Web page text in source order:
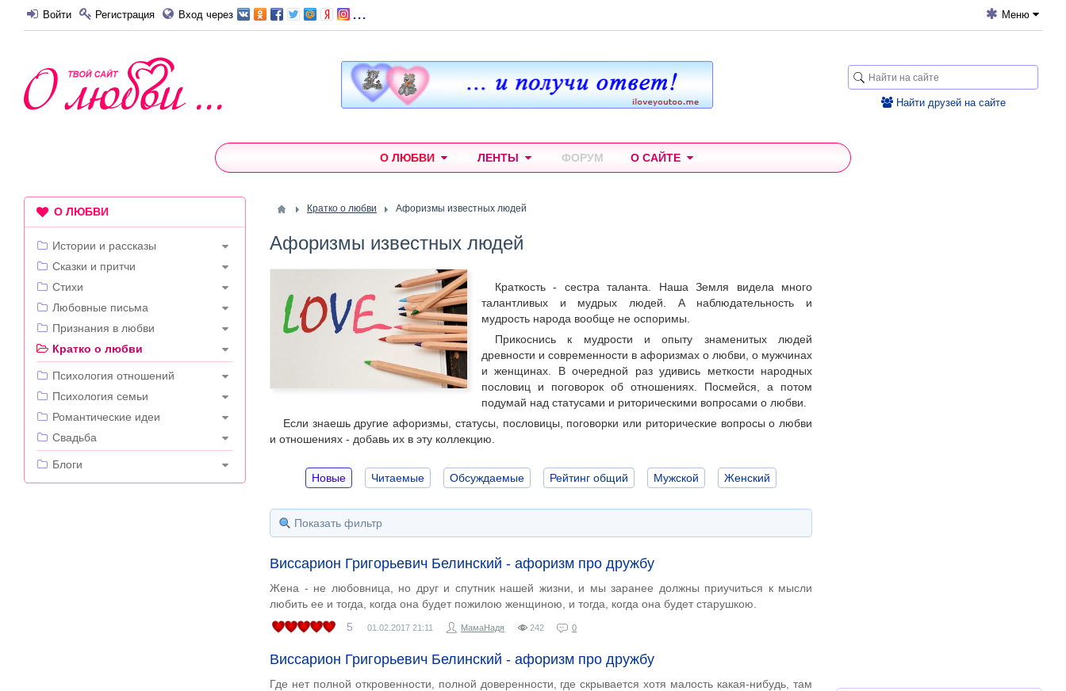
Войти Регистрация Вход через ... Меню
Найти друзей на сайте
О ЛЮБВИ ЛЕНТЫ ФОРУМ О САЙТЕ
Кратко о любви Афоризмы известных людей
Афоризмы известных людей
Краткость - сестра таланта. Наша Земля видела много
талантливых и мудрых людей. А наблюдательность и
мудрость народа вообще не оспоримы.
Прикоснись к мудрости и опыту знаменитых людей
древности и современности в афоризмах о любви, о мужчинах
и женщинах. В очередной раз удивись меткости народных
пословиц и поговорок об отношениях. Посмейся, а потом
подумай над статусами и риторическими вопросами о любви.
Если знаешь другие афоризмы, статусы, пословицы, поговорки или риторические вопросы о любви
и отношениях - добавь их в эту коллекцию.
Новые Читаемые Обсуждаемые Рейтинг общий Мужской Женский
Показать фильтр
Виссарион Григорьевич Белинский - афоризм про дружбу
Жена - не любовница, но друг и спутник нашей жизни, и мы заранее должны приучиться к мысли
любить ее и тогда, когда она будет пожилою женщиною, и тогда, когда она будет старушкою.
5
01.02.2017 21:11 МамаНадя 242 0
Виссарион Григорьевич Белинский - афоризм про дружбу
Где нет полной откровенности, полной доверенности, где скрывается хотя малость какая-нибудь, там
О ЛЮБВИ
Истории и рассказы
Сказки и притчи
Стихи
Любовные письма
Признания в любви
Кратко о любви
---
Психология отношений
Психология семьи
Романтические идеи
Свадьба
---
Блоги